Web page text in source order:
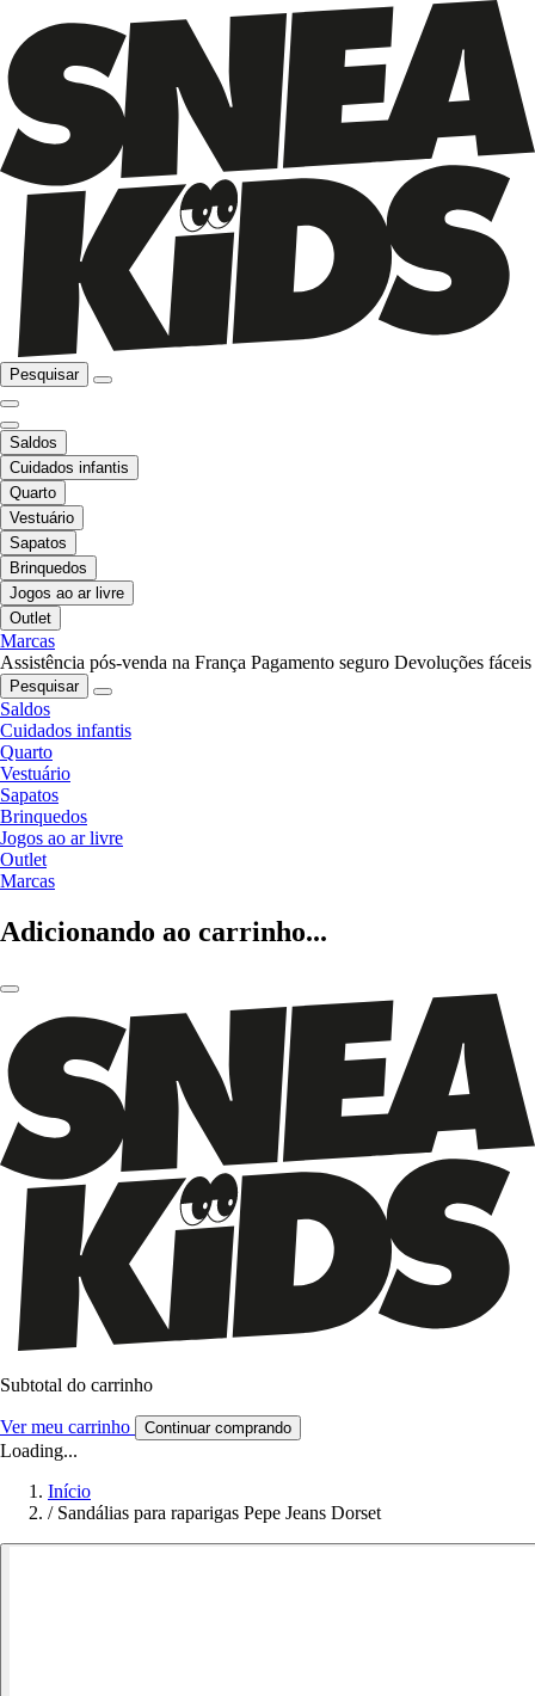
Pesquisar
Saldos
Cuidados infantis
Quarto
Vestuário
Sapatos
Brinquedos
Jogos ao ar livre
Outlet
Marcas
Assistência pós-venda na França Pagamento seguro Devoluções fáceis
Pesquisar
Saldos
Cuidados infantis
Quarto
Vestuário
Sapatos
Brinquedos
Jogos ao ar livre
Outlet
Marcas
Adicionando ao carrinho...
Subtotal do carrinho
Ver meu carrinho Continuar comprando
Loading...
Início
/ Sandálias para raparigas Pepe Jeans Dorset